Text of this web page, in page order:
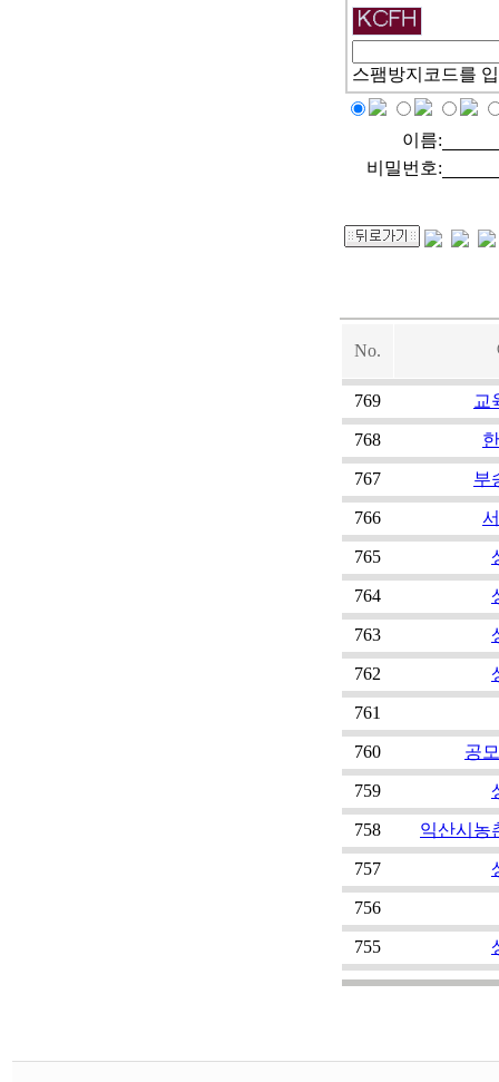
스팸방지코드를
이름:
비밀번호:
No.
769 교
768
767 부
766
765
764
763
762
761
760 공
759
758 익산시농
757
756
755